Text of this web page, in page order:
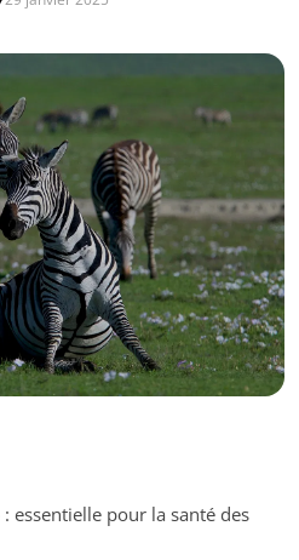
: essentielle pour la santé des